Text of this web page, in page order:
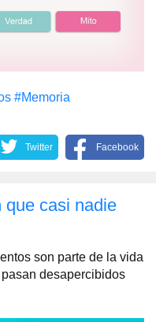
#Memoria
Twitter Facebook
que casi nadie
son parte de la vida
desapercibidos